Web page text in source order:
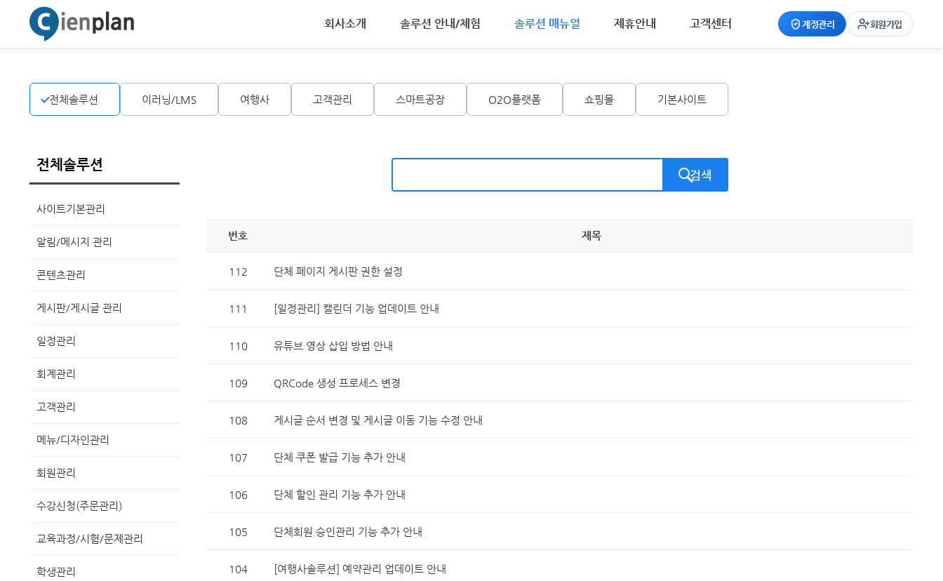
회사소개 솔루션 안내/체험 솔루션 매뉴얼 제휴안내 고객센터 계정관리 회원가입
전체솔루션 이러닝/LMS 여행사 고객관리 스마트공장 O2O플랫폼 쇼핑몰 기본사이트
전체솔루션
사이트기본관리
알림/메시지 관리
콘텐츠관리
게시판/게시글 관리
일정관리
회계관리
고객관리
메뉴/디자인관리
회원관리
수강신청(주문관리)
교육과정/시험/문제관리
학생관리
검색
번호 제목
112 단체 페이지 게시판 권한 설정
111 [일정관리] 캘린더 기능 업데이트 안내
110 유튜브 영상 삽입 방법 안내
109 QRCode 생성 프로세스 변경
108 게시글 순서 변경 및 게시글 이동 기능 수정 안내
107 단체 쿠폰 발급 기능 추가 안내
106 단체 할인 관리 기능 추가 안내
105 단체회원 승인관리 기능 추가 안내
104 [여행사솔루션] 예약관리 업데이트 안내